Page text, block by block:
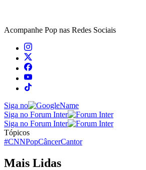
Acompanhe Pop nas Redes Sociais
Siga no
Siga no Forum Inter
Siga no Forum Inter
Tópicos
#CNNPopCâncerCantor
Mais Lidas